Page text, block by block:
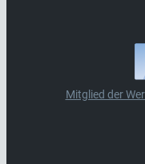
Mitglied der